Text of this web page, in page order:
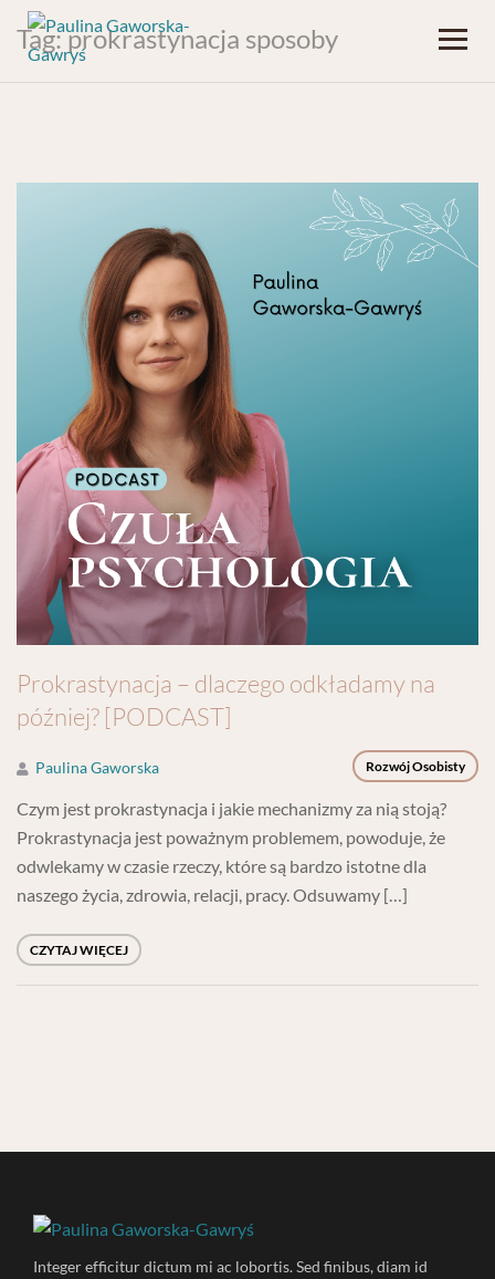
Tag:prokrastynacja sposoby
Prokrastynacja – dlaczego odkładamy na
później? [PODCAST]
Rozwój Osobisty
Paulina Gaworska
Czym jest prokrastynacja i jakie mechanizmy za nią stoją?
Prokrastynacja jest poważnym problemem, powoduje, że
odwlekamy w czasie rzeczy, które są bardzo istotne dla
naszego życia, zdrowia, relacji, pracy. Odsuwamy […]
CZYTAJ WIĘCEJ
Integer efficitur dictum mi ac lobortis. Sed finibus, diam id